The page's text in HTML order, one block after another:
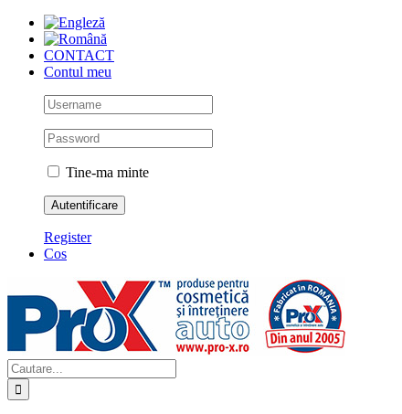
Skip
contentCONTACT
Contul meu
Tine-ma minte
Register
Cos
Cautare...